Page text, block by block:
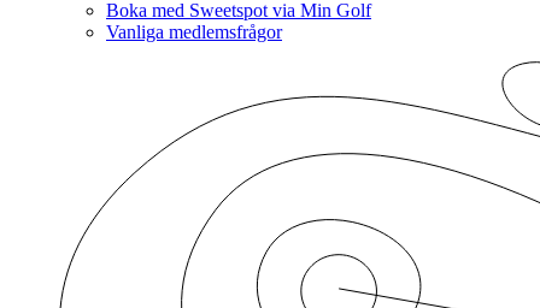
Boka med Sweetspot via Min Golf
Vanliga medlemsfrågor